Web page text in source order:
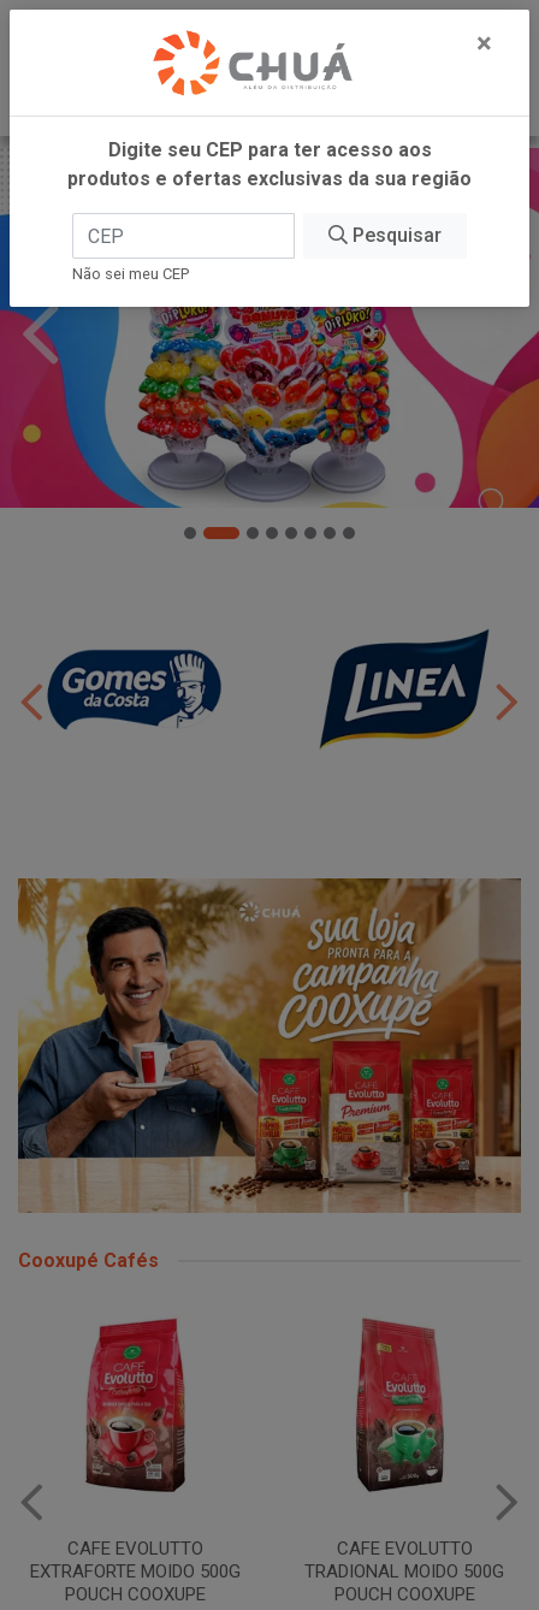
Cooxupé Cafés
CAFE EVOLUTTO
EXTRAFORTE MOIDO 500G
POUCH COOXUPE
CAFE EVOLUTTO
TRADIONAL MOIDO 500G
POUCH COOXUPE
×
Digite seu CEP para ter acesso aos
produtos e ofertas exclusivas da sua região
Pesquisar
Não sei meu CEP